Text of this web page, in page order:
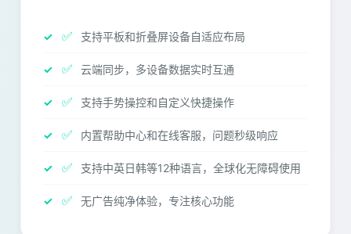
✅ 支持平板和折叠屏设备自适应布局
✅ 云端同步，多设备数据实时互通
✅ 支持手势操控和自定义快捷操作
✅ 内置帮助中心和在线客服，问题秒级响应
✅ 支持中英日韩等12种语言，全球化无障碍使用
✅ 无广告纯净体验，专注核心功能